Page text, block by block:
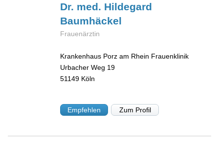
Dr. med. Hildegard
Baumhäckel
Frauenärztin
Krankenhaus Porz am Rhein Frauenklinik
Urbacher Weg 19
51149 Köln
Empfehlen Zum Profil